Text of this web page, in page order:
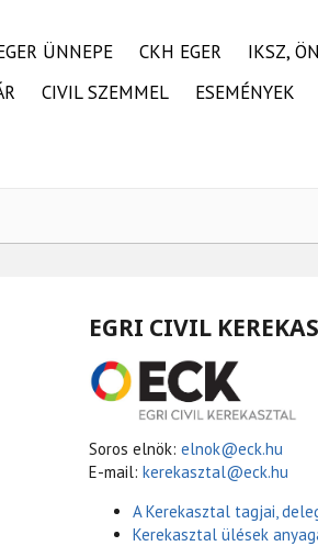
ÜNNEPE CKH EGER
IKSZ,
CIVIL SZEMMEL ESEMÉNYEK
EGRI CIVIL
Soros elnök: elnok@eck.hu
E-mail: kerekasztal@eck.hu
A Kerekasztal tagjai,
Kerekasztal ülések